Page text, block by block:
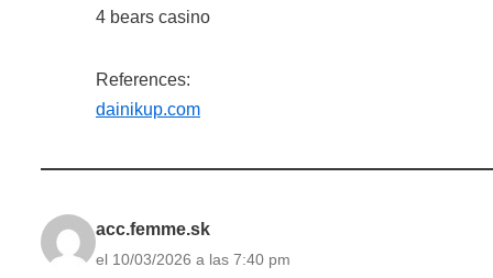
4 bears casino
References:
dainikup.com
acc.femme.sk
el 10/03/2026 a las 7:40 pm